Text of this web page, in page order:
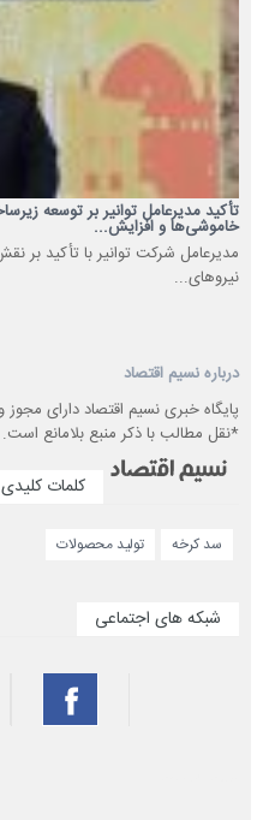
تأکید مدیرعامل توانیر بر توسعه
خاموشی‌ها و افزایش...
مدیرعامل شرکت توانیر با تأکید بر
نیروهای...
درباره نسیم اقتصاد
پایگاه خبری نسیم اقتصاد دارای مجوز
*نقل مطالب با ذکر منبع بلامانع است.
کلمات کلیدی
سد کرخه تولید محصولات
شبکه های اجتماعی